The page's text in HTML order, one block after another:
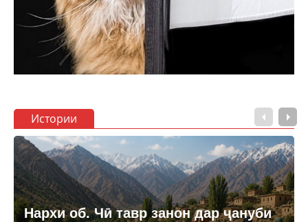
Истории
Нархи об. Чӣ тавр занон дар ҷануби